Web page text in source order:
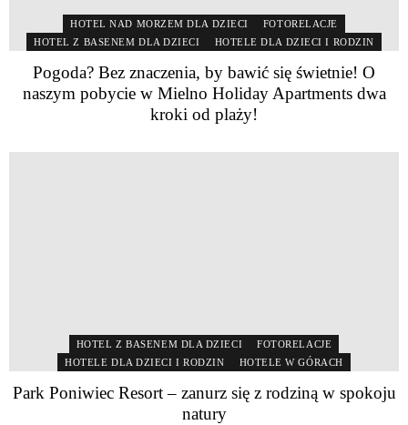
HOTEL NAD MORZEM DLA DZIECI
FOTORELACJE
HOTEL Z BASENEM DLA DZIECI
HOTELE DLA DZIECI I RODZIN
Pogoda? Bez znaczenia, by bawić się świetnie! O
naszym pobycie w Mielno Holiday Apartments dwa
kroki od plaży!
HOTEL Z BASENEM DLA DZIECI
FOTORELACJE
HOTELE DLA DZIECI I RODZIN
HOTELE W GÓRACH
Park Poniwiec Resort – zanurz się z rodziną w spokoju
natury